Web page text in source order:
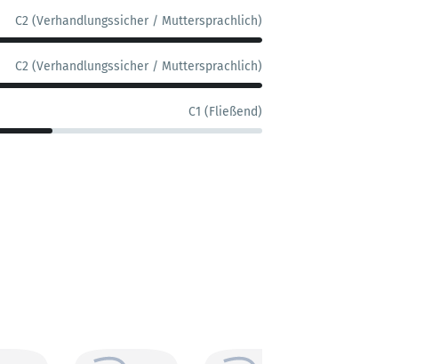
C2 (Verhandlungssicher / Muttersprachlich)
C2 (Verhandlungssicher / Muttersprachlich)
C1 (Fließend)